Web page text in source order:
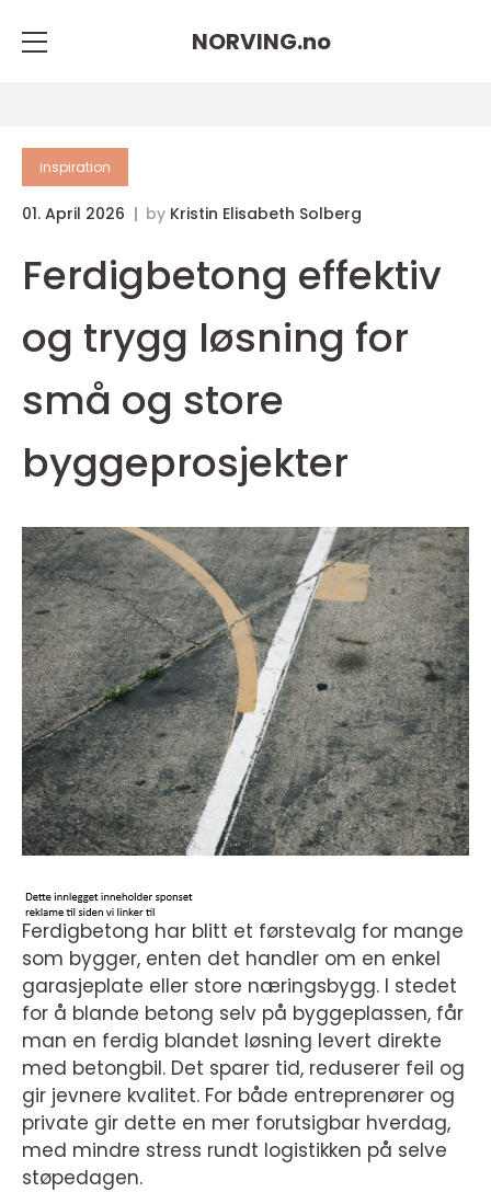
NORVING.no
inspiration
01. April 2026 by Kristin Elisabeth Solberg
Ferdigbetong effektiv
og trygg løsning for
små og store
byggeprosjekter
Ferdigbetong har blitt et førstevalg for mange
som bygger, enten det handler om en enkel
garasjeplate eller store næringsbygg. I stedet
for å blande betong selv på byggeplassen, får
man en ferdig blandet løsning levert direkte
med betongbil. Det sparer tid, reduserer feil og
gir jevnere kvalitet. For både entreprenører og
private gir dette en mer forutsigbar hverdag,
med mindre stress rundt logistikken på selve
støpedagen.